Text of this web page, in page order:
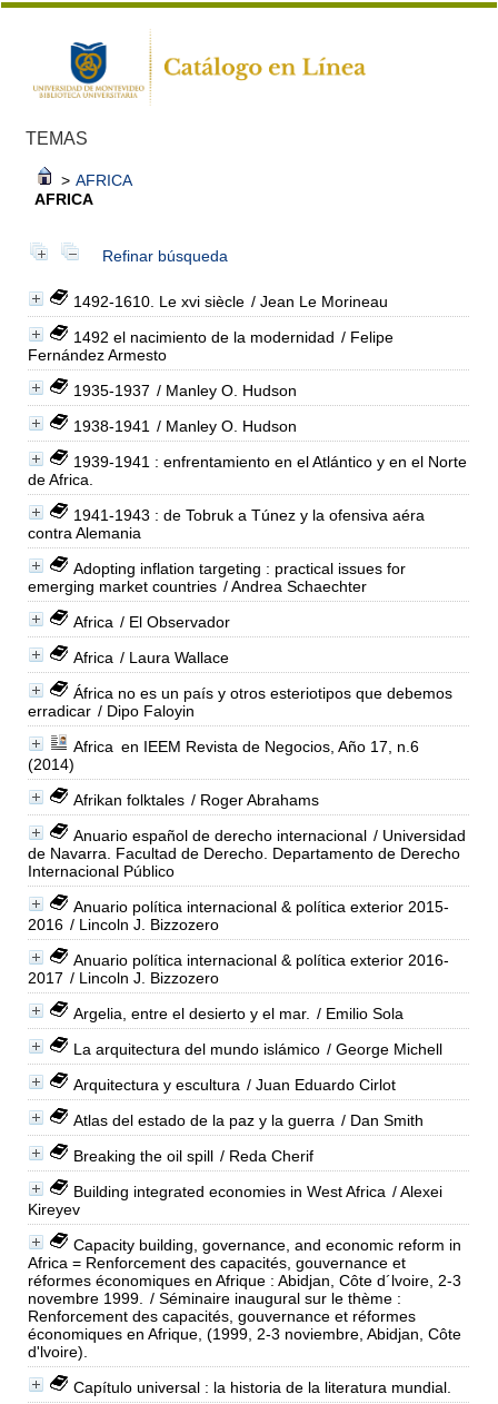
TEMAS
> AFRICA
AFRICA
Refinar búsqueda
1492-1610. Le xvi siècle / Jean Le Morineau
1492 el nacimiento de la modernidad / Felipe
Fernández Armesto
1935-1937 / Manley O. Hudson
1938-1941 / Manley O. Hudson
1939-1941 : enfrentamiento en el Atlántico y en el Norte
de Africa.
1941-1943 : de Tobruk a Túnez y la ofensiva aéra
contra Alemania
Adopting inflation targeting : practical issues for
emerging market countries / Andrea Schaechter
Africa / El Observador
Africa / Laura Wallace
África no es un país y otros esteriotipos que debemos
erradicar / Dipo Faloyin
Africa en IEEM Revista de Negocios, Año 17, n.6
(2014)
Afrikan folktales / Roger Abrahams
Anuario español de derecho internacional / Universidad
de Navarra. Facultad de Derecho. Departamento de Derecho
Internacional Público
Anuario política internacional & política exterior 2015-
2016 / Lincoln J. Bizzozero
Anuario política internacional & política exterior 2016-
2017 / Lincoln J. Bizzozero
Argelia, entre el desierto y el mar. / Emilio Sola
La arquitectura del mundo islámico / George Michell
Arquitectura y escultura / Juan Eduardo Cirlot
Atlas del estado de la paz y la guerra / Dan Smith
Breaking the oil spill / Reda Cherif
Building integrated economies in West Africa / Alexei
Kireyev
Capacity building, governance, and economic reform in
Africa = Renforcement des capacités, gouvernance et
réformes économiques en Afrique : Abidjan, Côte d´lvoire, 2-3
novembre 1999.
/ Séminaire inaugural sur le thème :
Renforcement des capacités, gouvernance et réformes
économiques en Afrique, (1999, 2-3 noviembre, Abidjan, Côte
d'lvoire).
Capítulo universal : la historia de la literatura mundial.